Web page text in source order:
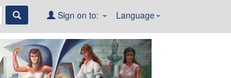
Language
Sign on to: